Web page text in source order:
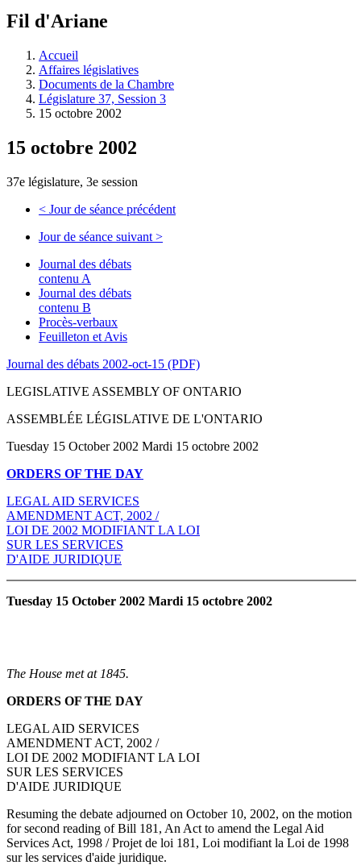
à
législative.
Fil d'Ariane
Accueil
Affaires législatives
Documents de la Chambre
Législature 37, Session 3
15 octobre 2002
15 octobre 2002
37e législature, 3e session
< Jour de séance précédent
Jour de séance suivant >
Journal des débats
contenu A
Journal des débats
contenu B
Procès-verbaux
Feuilleton et Avis
Journal des débats 2002-oct-15 (PDF)
LEGISLATIVE ASSEMBLY OF ONTARIO
ASSEMBLÉE LÉGISLATIVE DE L'ONTARIO
Tuesday 15 October 2002 Mardi 15 octobre 2002
ORDERS OF THE DAY
LEGAL AID SERVICES
AMENDMENT ACT, 2002 /
LOI DE 2002 MODIFIANT LA LOI
SUR LES SERVICES
D'AIDE JURIDIQUE
Tuesday 15 October 2002 Mardi 15 octobre 2002
The House met at 1845.
ORDERS OF THE DAY
LEGAL AID SERVICES
AMENDMENT ACT, 2002 /
LOI DE 2002 MODIFIANT LA LOI
SUR LES SERVICES
D'AIDE JURIDIQUE
Resuming the debate adjourned on October 10, 2002, on the motion
for second reading of Bill 181, An Act to amend the Legal Aid
Services Act, 1998 / Projet de loi 181, Loi modifiant la Loi de 1998
sur les services d'aide juridique.